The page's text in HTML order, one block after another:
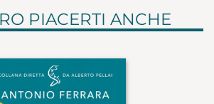
PIACERTI ANCHE